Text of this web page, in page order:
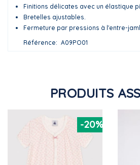
Finitions délicates avec un élastique
Bretelles ajustables.
Fermeture par pressions à l'entre-
Référence
A09PO01
PRODUITS
-20%